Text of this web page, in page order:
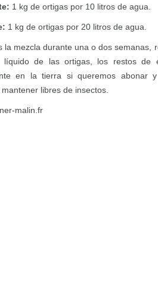
1 kg de ortigas por 10 litros de agua.
1 kg de ortigas por 20 litros de agua.
la mezcla durante una o dos semanas,
líquido de las ortigas, los restos de
en la tierra si queremos abonar
libres de insectos.
malin.fr